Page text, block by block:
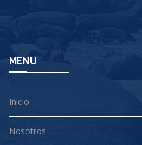
MENU
Inicio
Nosotros